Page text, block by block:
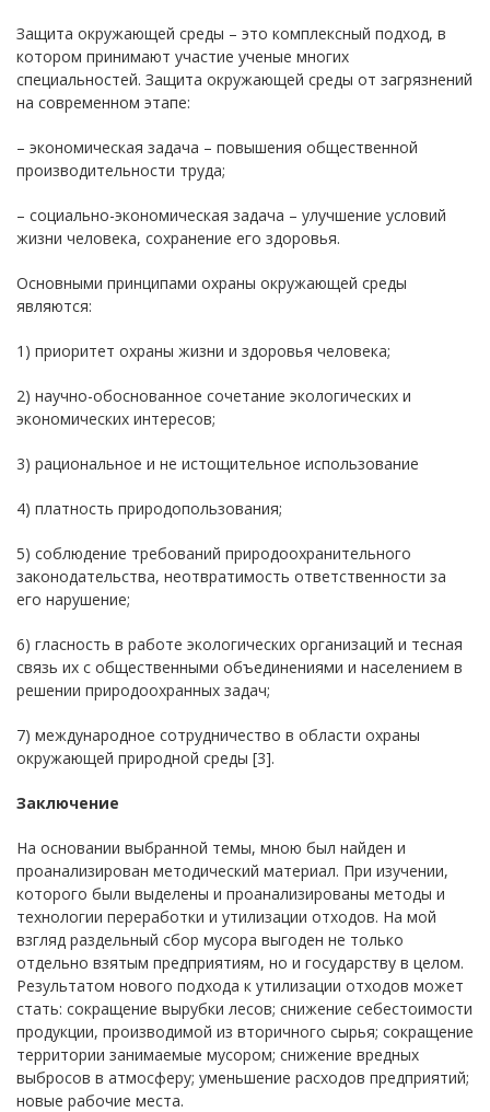
Защита окружающей среды – это комплексный подход, в
котором принимают участие ученые многих
специальностей. Защита окружающей среды от загрязнений
на современном этапе:
– экономическая задача – повышения общественной
производительности труда;
– социально-экономическая задача – улучшение условий
жизни человека, сохранение его здоровья.
Основными принципами охраны окружающей среды
являются:
1) приоритет охраны жизни и здоровья человека;
2) научно-обоснованное сочетание экологических и
экономических интересов;
3) рациональное и не истощительное использование
4) платность природопользования;
5) соблюдение требований природоохранительного
законодательства, неотвратимость ответственности за
его нарушение;
6) гласность в работе экологических организаций и тесная
связь их с общественными объединениями и населением в
решении природоохранных задач;
7) международное сотрудничество в области охраны
окружающей природной среды [3].
Заключение
На основании выбранной темы, мною был найден и
проанализирован методический материал. При изучении,
которого были выделены и проанализированы методы и
технологии переработки и утилизации отходов. На мой
взгляд раздельный сбор мусора выгоден не только
отдельно взятым предприятиям, но и государству в целом.
Результатом нового подхода к утилизации отходов может
стать: сокращение вырубки лесов; снижение себестоимости
продукции, производимой из вторичного сырья; сокращение
территории занимаемые мусором; снижение вредных
выбросов в атмосферу; уменьшение расходов предприятий;
новые рабочие места.